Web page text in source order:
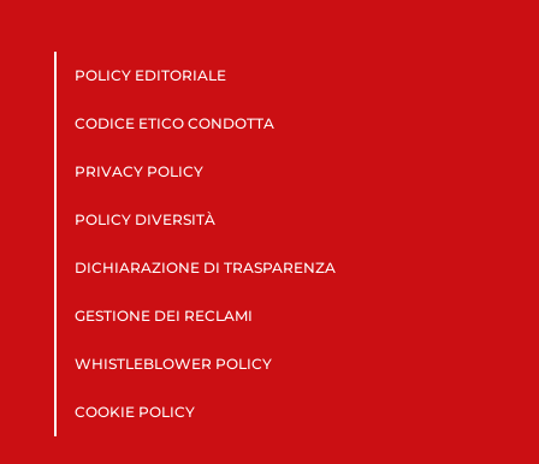
POLICY EDITORIALE
CODICE ETICO CONDOTTA
PRIVACY POLICY
POLICY DIVERSITÀ
DICHIARAZIONE DI TRASPARENZA
GESTIONE DEI RECLAMI
WHISTLEBLOWER POLICY
COOKIE POLICY